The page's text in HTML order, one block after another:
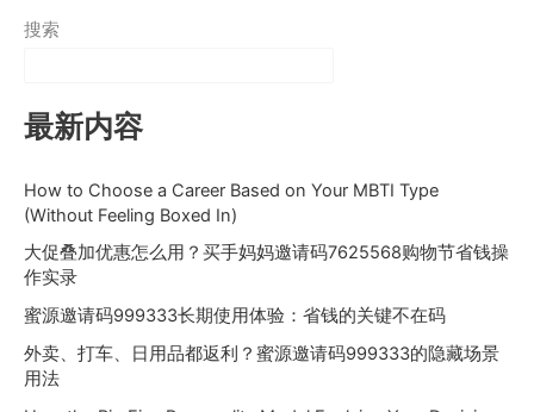
搜索
最新内容
How to Choose a Career Based on Your MBTI Type
(Without Feeling Boxed In)
大促叠加优惠怎么用？买手妈妈邀请码7625568购物节省钱操
作实录
蜜源邀请码999333长期使用体验：省钱的关键不在码
外卖、打车、日用品都返利？蜜源邀请码999333的隐藏场景
用法